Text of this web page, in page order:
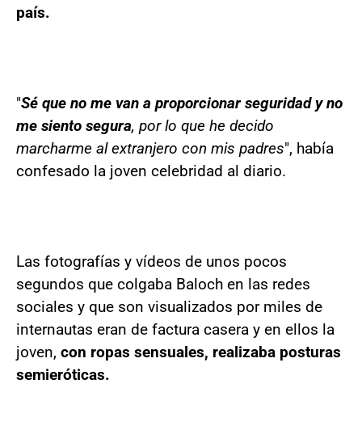
país.
"Sé que no me van a proporcionar seguridad y no
me siento segura, por lo que he decido
marcharme al extranjero con mis padres", había
confesado la joven celebridad al diario.
Las fotografías y vídeos de unos pocos
segundos que colgaba Baloch en las redes
sociales y que son visualizados por miles de
internautas eran de factura casera y en ellos la
joven, con ropas sensuales, realizaba posturas
semieróticas.